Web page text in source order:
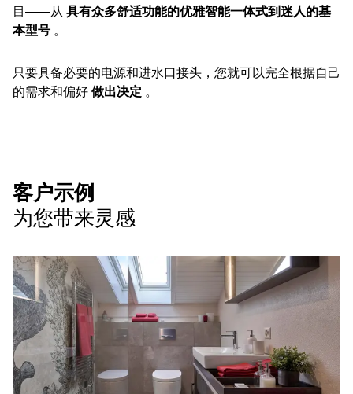
目——从 具有众多舒适功能的优雅智能一体式到迷人的基
本型号 。
只要具备必要的电源和进水口接头，您就可以完全根据自己
的需求和偏好 做出决定 。
客户示例
为您带来灵感